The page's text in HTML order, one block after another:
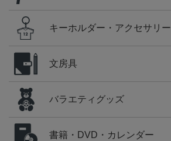
キーホルダー・アクセサリー
文房具
バラエティグッズ
書籍・DVD・カレンダー